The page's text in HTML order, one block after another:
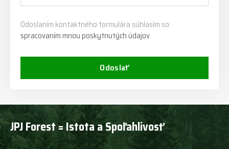
Odoslaním kontaktného formulára súhlasím so
spracovaním mnou poskytnutých údajov
Odoslať
JPJ Forest = Istota a Spoľahlivosť